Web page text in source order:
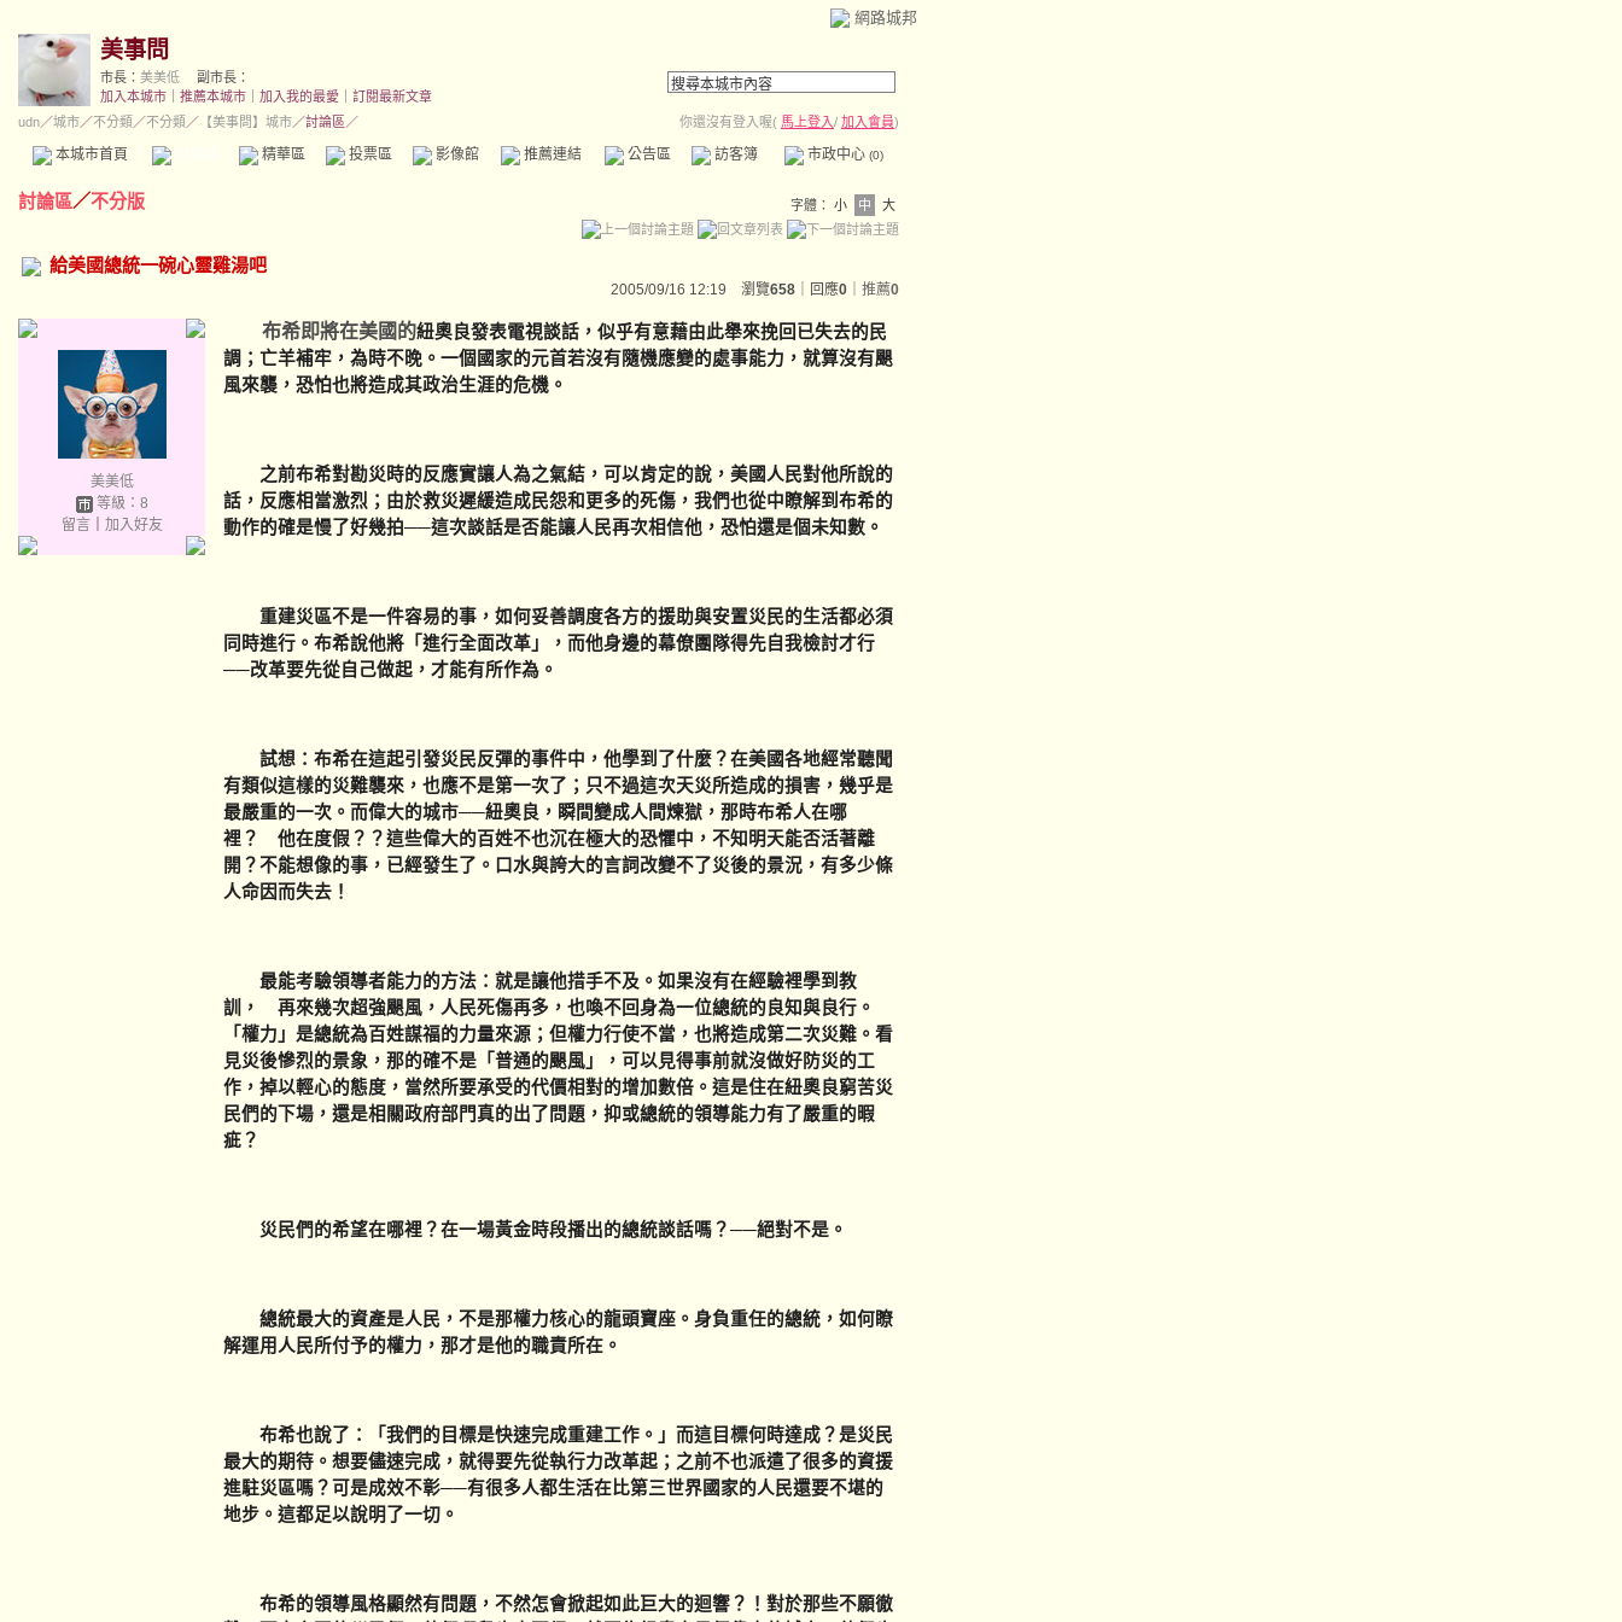
網路城邦
美事問
市長： 美美低
副市長：
加入本城市
推薦本城市 加入我的最愛
訂閱最新文章
udn／城市／不分類 ／不分類 ／ 【美事問】城市／討論區／ 你還沒有登入喔( 馬上登入/ 加入會員)
本城市首頁 精華區 投票區 影像館 推薦連結 公告區 訪客簿 市政中心 (0)
討論區／不分版 字體： 小 中 大
給美國總統一碗心靈雞湯吧
2005/09/16 12:19 瀏覽658 ｜回應0 推薦0
美美低
等級：8
留言｜ 加入好友
布希即將在美國的紐奧良發表電視談話，似乎有意藉由此舉來挽回已失去的民
調；亡羊補牢，為時不晚。一個國家的元首若沒有隨機應變的處事能力，就算沒有颶
風來襲，恐怕也將造成其政治生涯的危機。
之前布希對勘災時的反應實讓人為之氣結，可以肯定的說，美國人民對他所說的
話，反應相當激烈；由於救災遲緩造成民怨和更多的死傷，我們也從中瞭解到布希的
動作的確是慢了好幾拍──這次談話是否能讓人民再次相信他，恐怕還是個未知數。
重建災區不是一件容易的事，如何妥善調度各方的援助與安置災民的生活都必須
同時進行。布希說他將「進行全面改革」，而他身邊的幕僚團隊得先自我檢討才行
──改革要先從自己做起，才能有所作為。
試想：布希在這起引發災民反彈的事件中，他學到了什麼？在美國各地經常聽聞
有類似這樣的災難襲來，也應不是第一次了；只不過這次天災所造成的損害，幾乎是
最嚴重的一次。而偉大的城市──紐奧良，瞬間變成人間煉獄，那時布希人在哪
裡？ 他在度假？？這些偉大的百姓不也沉在極大的恐懼中，不知明天能否活著離
開？不能想像的事，已經發生了。口水與誇大的言詞改變不了災後的景況，有多少條
人命因而失去！
最能考驗領導者能力的方法：就是讓他措手不及。如果沒有在經驗裡學到教
訓， 再來幾次超強颶風，人民死傷再多，也喚不回身為一位總統的良知與良行。
「權力」是總統為百姓謀福的力量來源；但權力行使不當，也將造成第二次災難。看
見災後慘烈的景象，那的確不是「普通的颶風」，可以見得事前就沒做好防災的工
作，掉以輕心的態度，當然所要承受的代價相對的增加數倍。這是住在紐奧良窮苦災
民們的下場，還是相關政府部門真的出了問題，抑或總統的領導能力有了嚴重的暇
疵？
災民們的希望在哪裡？在一場黃金時段播出的總統談話嗎？──絕對不是。
總統最大的資產是人民，不是那權力核心的龍頭寶座。身負重任的總統，如何瞭
解運用人民所付予的權力，那才是他的職責所在。
布希也說了：「我們的目標是快速完成重建工作。」而這目標何時達成？是災民
最大的期待。想要儘速完成，就得要先從執行力改革起；之前不也派遣了很多的資援
進駐災區嗎？可是成效不彰──有很多人都生活在比第三世界國家的人民還要不堪的
地步。這都足以說明了一切。
布希的領導風格顯然有問題，不然怎會掀起如此巨大的迴響？！對於那些不願徹